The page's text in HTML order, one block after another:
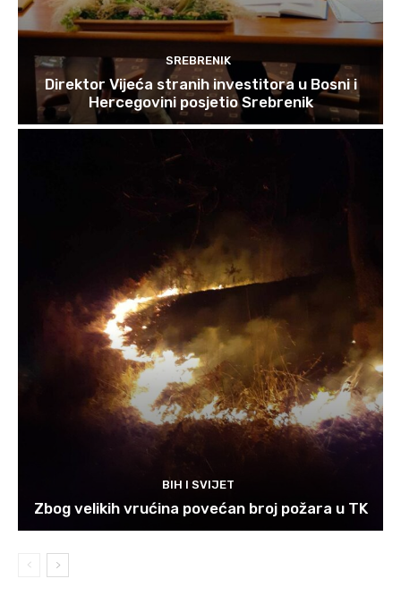
SREBRENIK
Direktor Vijeća stranih investitora u Bosni i
Hercegovini posjetio Srebrenik
BIH I SVIJET
Zbog velikih vrućina povećan broj požara u TK